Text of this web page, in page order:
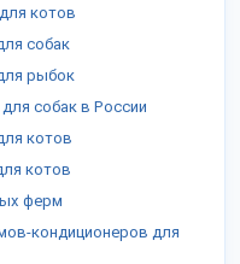
котов
собак
рыбок
собак в России
котов
котов
ферм
кондиционеров для